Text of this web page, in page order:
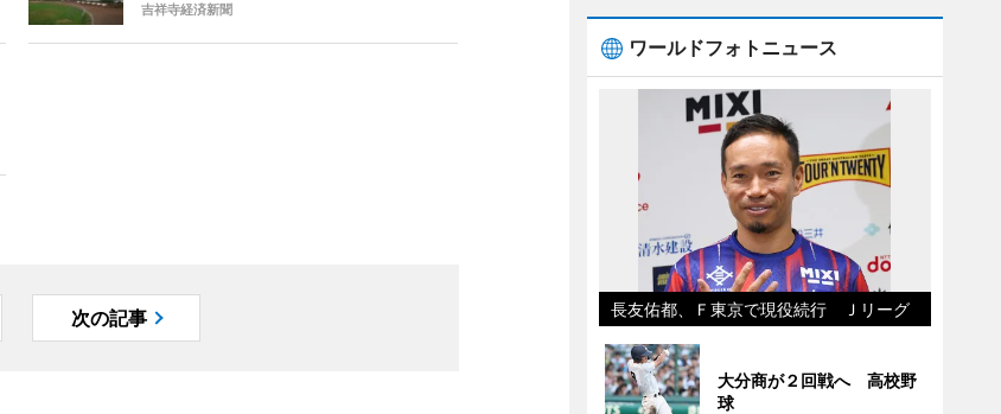
吉祥寺経済新聞
次の記事
ワールドフォトニュース
長友佑都、Ｆ東京で現役続行 Ｊリーグ
大分商が２回戦へ 高校野
球